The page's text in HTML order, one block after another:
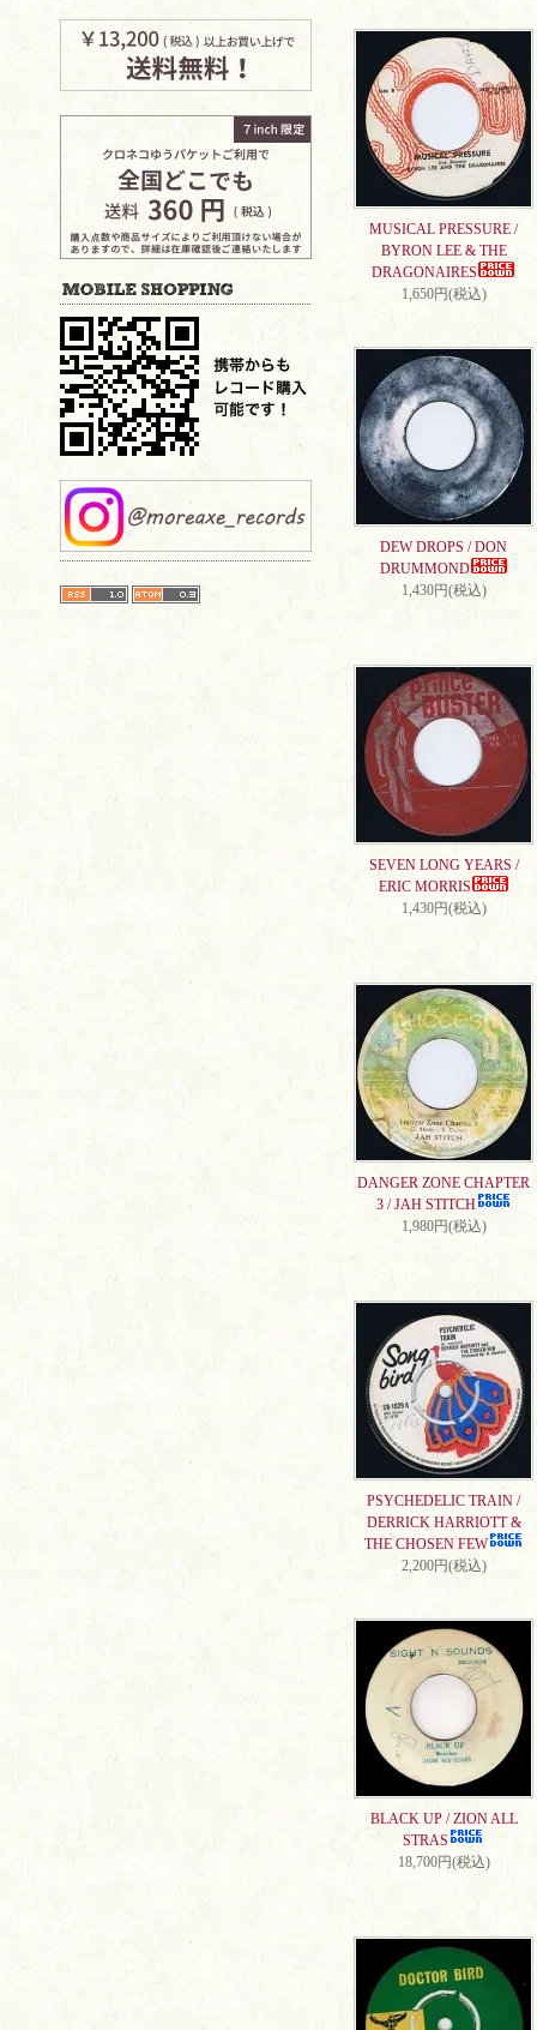
MUSICAL PRESSURE /
BYRON LEE & THE
DRAGONAIRES
1,650円(税込)
DEW DROPS / DON
DRUMMOND
1,430円(税込)
SEVEN LONG YEARS /
ERIC MORRIS
1,430円(税込)
DANGER ZONE CHAPTER
3 / JAH STITCH
1,980円(税込)
PSYCHEDELIC TRAIN /
DERRICK HARRIOTT &
THE CHOSEN FEW
2,200円(税込)
BLACK UP / ZION ALL
STRAS
18,700円(税込)